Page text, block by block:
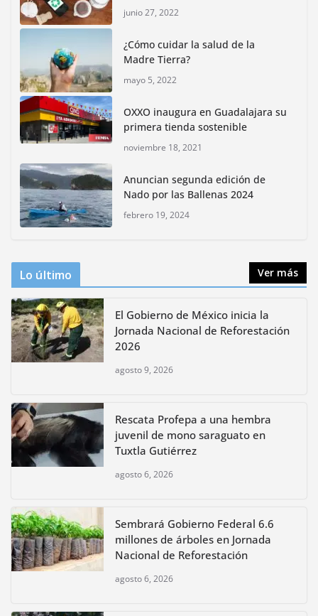
Inauguran nuevo Embarcadero Cuemanco para
reactivar la zona lacustre de Xochimilco
junio 4, 2026
Rompe CDMX récords Reto Naturalista Urbano 2026 y
lidera la biodiversidad nacional
mayo 18, 2026
bioculturales para promover
huertos urbanos y jardines
polinizadores
junio 27, 2022
¿Cómo cuidar la salud de la
Madre Tierra?
mayo 5, 2022
OXXO inaugura en Guadalajara su
primera tienda sostenible
noviembre 18, 2021
Anuncian segunda edición de
Nado por las Ballenas 2024
febrero 19, 2024
Lo último Ver más
El Gobierno de México inicia la
Jornada Nacional de Reforestación
2026
agosto 9, 2026
Rescata Profepa a una hembra
juvenil de mono saraguato en
Tuxtla Gutiérrez
agosto 6, 2026
Sembrará Gobierno Federal 6.6
millones de árboles en Jornada
Nacional de Reforestación
agosto 6, 2026